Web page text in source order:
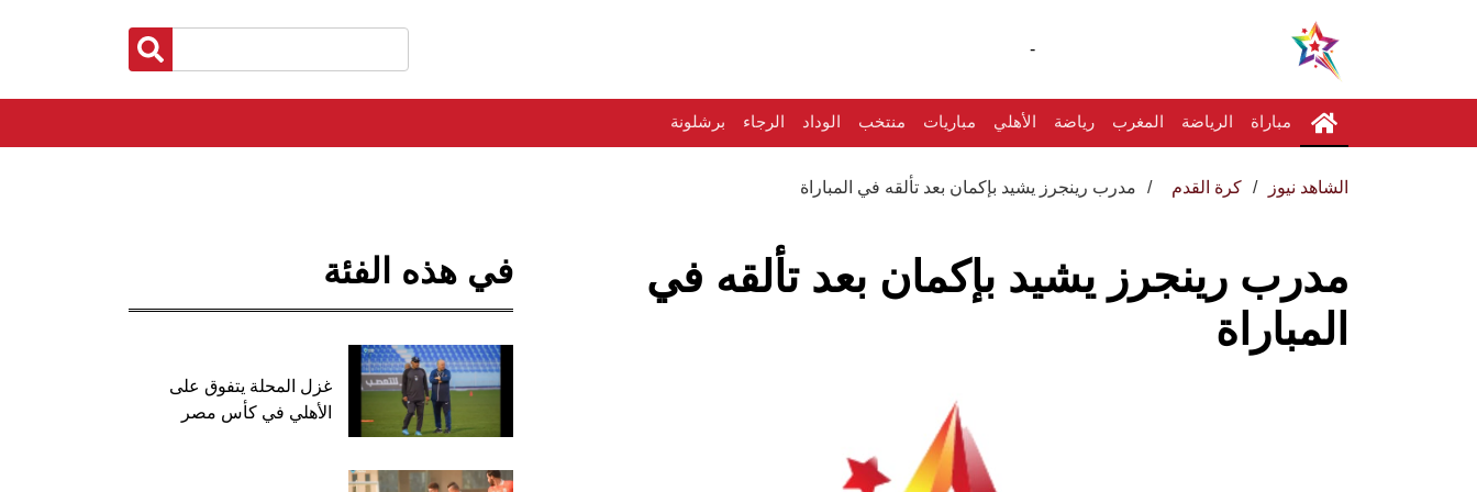
-
مباراة الرياضة المغرب رياضة الأهلي مباريات منتخب الوداد الرجاء برشلونة
الشاهد نيوز كرة القدم مدرب رينجرز يشيد بإكمان بعد تألقه في المباراة
مدرب رينجرز يشيد بإكمان بعد تألقه في
المباراة
في هذه الفئة
غزل المحلة يتفوق على
الأهلي في كأس مصر